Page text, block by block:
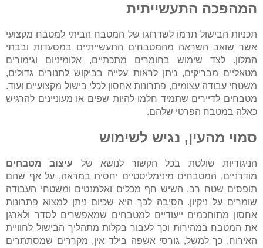
המהפכה התעשייתית
תכניות הבישול תרמו לשדרוגו של המטבח הביתי למטבח מקצועי
אשר שואב השראה מהמטבחים התעשייתיים במסעדות ובבתי
המלון. לצד שימוש בחומרים מתכתיים, אלומיניום וגימורים
מטאליים מבריקים, ניתן לראות עלייה בביקוש לתנורים גדולים,
משטחי עבודה עצומים, פתרונות אחסון לכלי בישול מקצועיים ועוד.
מטבחים לדיירים שתמיד חלמו להיות שפים או מעוניינים להרגיש
כאלה במטבח הפרטי שלהם.
סמוי מהעין, נגיש לשימוש
הניגודיות שולטת בכל הקשור לנושא של עיצוב מטבחים
מודרניים. המטבחים מינימליסטיים יחסית במראה, על אף שהם
תופסים שטח רב, השיש חף מכלים ואלמנטים ומשטחי העבודה
שומרים על ניקיון. הסיבה לכך היא שכיום ניתן למצוא פתרונות
אחסון מתוחכמים ייעודיים למטבחים שמאפשרים לסדר ולארגן
את המטבח במהירות וכך לעבור בקלות מתהליך הבישול לחוויית
האירוח. כך למשל, גורסי אשפה בילד אין, מקררים שמסתתרים